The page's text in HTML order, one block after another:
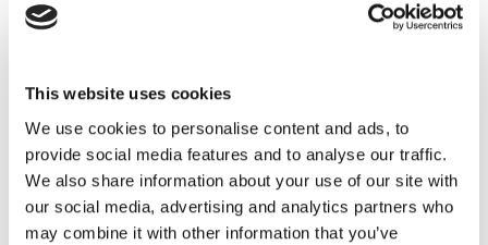
This website uses cookies
We use cookies to personalise content and ads, to
provide social media features and to analyse our traffic.
We also share information about your use of our site with
our social media, advertising and analytics partners who
may combine it with other information that you’ve
senza cookie e senza data fusion, grazie a una
500 brand internazionali (tra cui Unilever, Heineken,
Uber, Amazon, Netflix).
Ottimizzare in tempo reale: nasce la nuova media
revolution